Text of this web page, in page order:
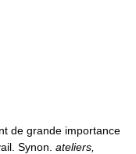
de grande importance
Synon. ateliers,